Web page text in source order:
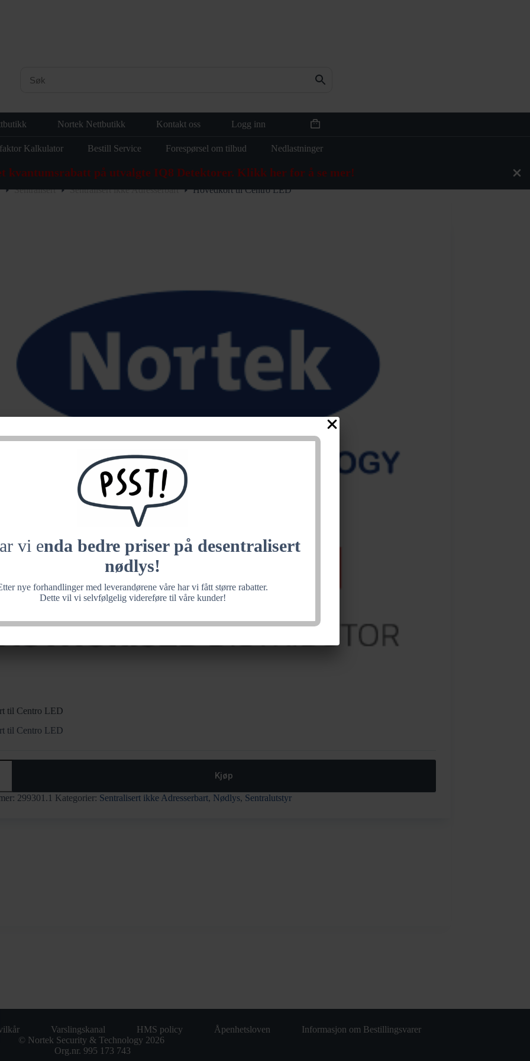
vi enda bedre priser på desentralisert
nødlys!
nye forhandlinger med leverandørene våre har vi fått større rabatter.
Dette vil vi selvfølgelig videreføre til våre kunder!
kvantumsrabatt på utvalgte IQ8 Detektorer. Klikk her for å se mer!
Nortek Nettbutikk Kontakt oss Logg inn Handlekurv
Kalkulator Bestill Service Forespørsel om tilbud Nedlastninger
Sentralisert Sentralisert ikke Adresserbart Hovedkort til Centro LED
til Centro LED
til Centro LED
Kjøp
299301.1 Kategorier: Sentralisert ikke Adresserbart, Nødlys, Sentralutstyr
Varslingskanal HMS policy Åpenhetsloven
Informasjon om Bestillingsvarer
© Nortek Security & Technology 2026
Org.nr. 995 173 743